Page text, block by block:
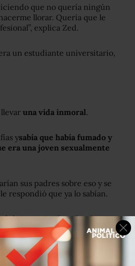
que no quería ningún
llorar. Quería que le
explica Zed.
un estudiante universitario,
una vida inmoral.
ysabía que había fumado y
era una joven sexualmente
sus padres sobre eso y se
respondió que ya lo sabían.
las cuentas de miles de
mal respecto a una decena o